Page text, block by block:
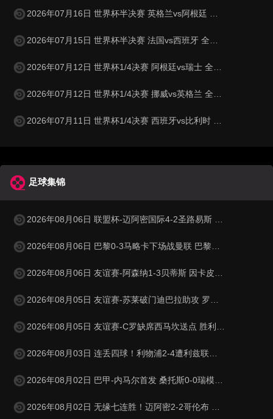
2026年07月16日 世界杯半决赛 英格兰vs阿根廷 全场录像
2026年07月15日 世界杯半决赛 法国vs西班牙 全场录像
2026年07月12日 世界杯1/4决赛 阿根廷vs瑞士 全场录像
2026年07月12日 世界杯1/4决赛 挪威vs英格兰 全场录像
2026年07月11日 世界杯1/4决赛 西班牙vs比利时 全场录像
足球集锦
2026年08月06日 联盟杯-迈阿密国际4-2圣路易斯 梅西2射1传 阿伦助攻戴帽
2026年08月06日 巴黎0-3马略卡下场战曼联 巴黎全场控球近6成+8射3正未果
2026年08月06日 友谊赛-阿森纳1-3贝蒂斯 因卡皮耶破门难救主 福纳尔斯1射2传
2026年08月05日 友谊赛-苏莱破门迪巴拉助攻 罗马4-1纽波特郡
2026年08月05日 友谊赛-C罗缺席西马坎送点 胜利0-2不敌阿尔梅里亚
2026年08月03日 连丢四球！利物浦2-4遭利兹联逆转 维尔茨钱伯斯破门凯尔凯兹失误
2026年08月02日 巴甲-内马尔首发 桑托斯0-0瑞模贝雷
2026年08月02日 无缘七连胜！迈阿密2-2哥伦布 苏牙传射卡塞米罗乌龙梅西替补登场